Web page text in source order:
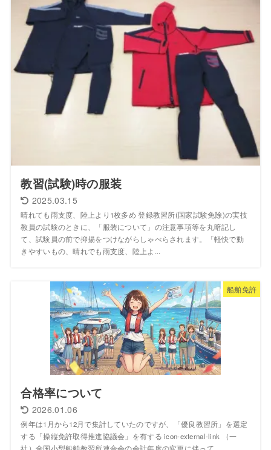
教習(試験)時の服装
2025.03.15
晴れても雨支度、陸上より1枚多め 登録教習所(国家試験免除)の実技
教員の試験のときに、「服装について」の注意事項等を丸暗記し
て、試験員の前で抑揚をつけながらしゃべらされます。「軽快で動
きやすいもの、晴れでも雨支度、陸上よ...
船舶免許
合格率について
2026.01.06
例年は1月から12月で集計していたのですが、「優良教習所」を選定
する「操縦免許取得推進協議会」を有する icon-external-link （一